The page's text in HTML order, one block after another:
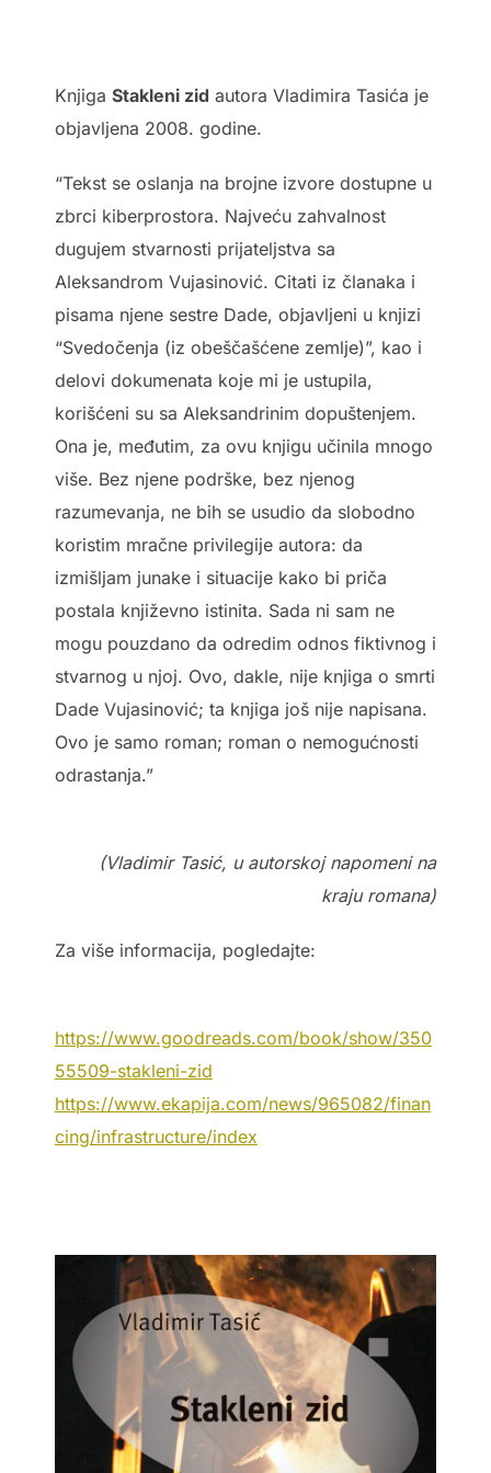
Knjiga Stakleni zid autora Vladimira Tasića je
objavljena 2008. godine.
“Tekst se oslanja na brojne izvore dostupne u
zbrci kiberprostora. Najveću zahvalnost
dugujem stvarnosti prijateljstva sa
Aleksandrom Vujasinović. Citati iz članaka i
pisama njene sestre Dade, objavljeni u knjizi
“Svedočenja (iz obeščašćene zemlje)”, kao i
delovi dokumenata koje mi je ustupila,
korišćeni su sa Aleksandrinim dopuštenjem.
Ona je, međutim, za ovu knjigu učinila mnogo
više. Bez njene podrške, bez njenog
razumevanja, ne bih se usudio da slobodno
koristim mračne privilegije autora: da
izmišljam junake i situacije kako bi priča
postala književno istinita. Sada ni sam ne
mogu pouzdano da odredim odnos fiktivnog i
stvarnog u njoj. Ovo, dakle, nije knjiga o smrti
Dade Vujasinović; ta knjiga još nije napisana.
Ovo je samo roman; roman o nemogućnosti
odrastanja.”
(Vladimir Tasić, u autorskoj napomeni na
kraju romana)
Za više informacija, pogledajte:
https://www.goodreads.com/book/show/350
55509-stakleni-zid
https://www.ekapija.com/news/965082/finan
cing/infrastructure/index